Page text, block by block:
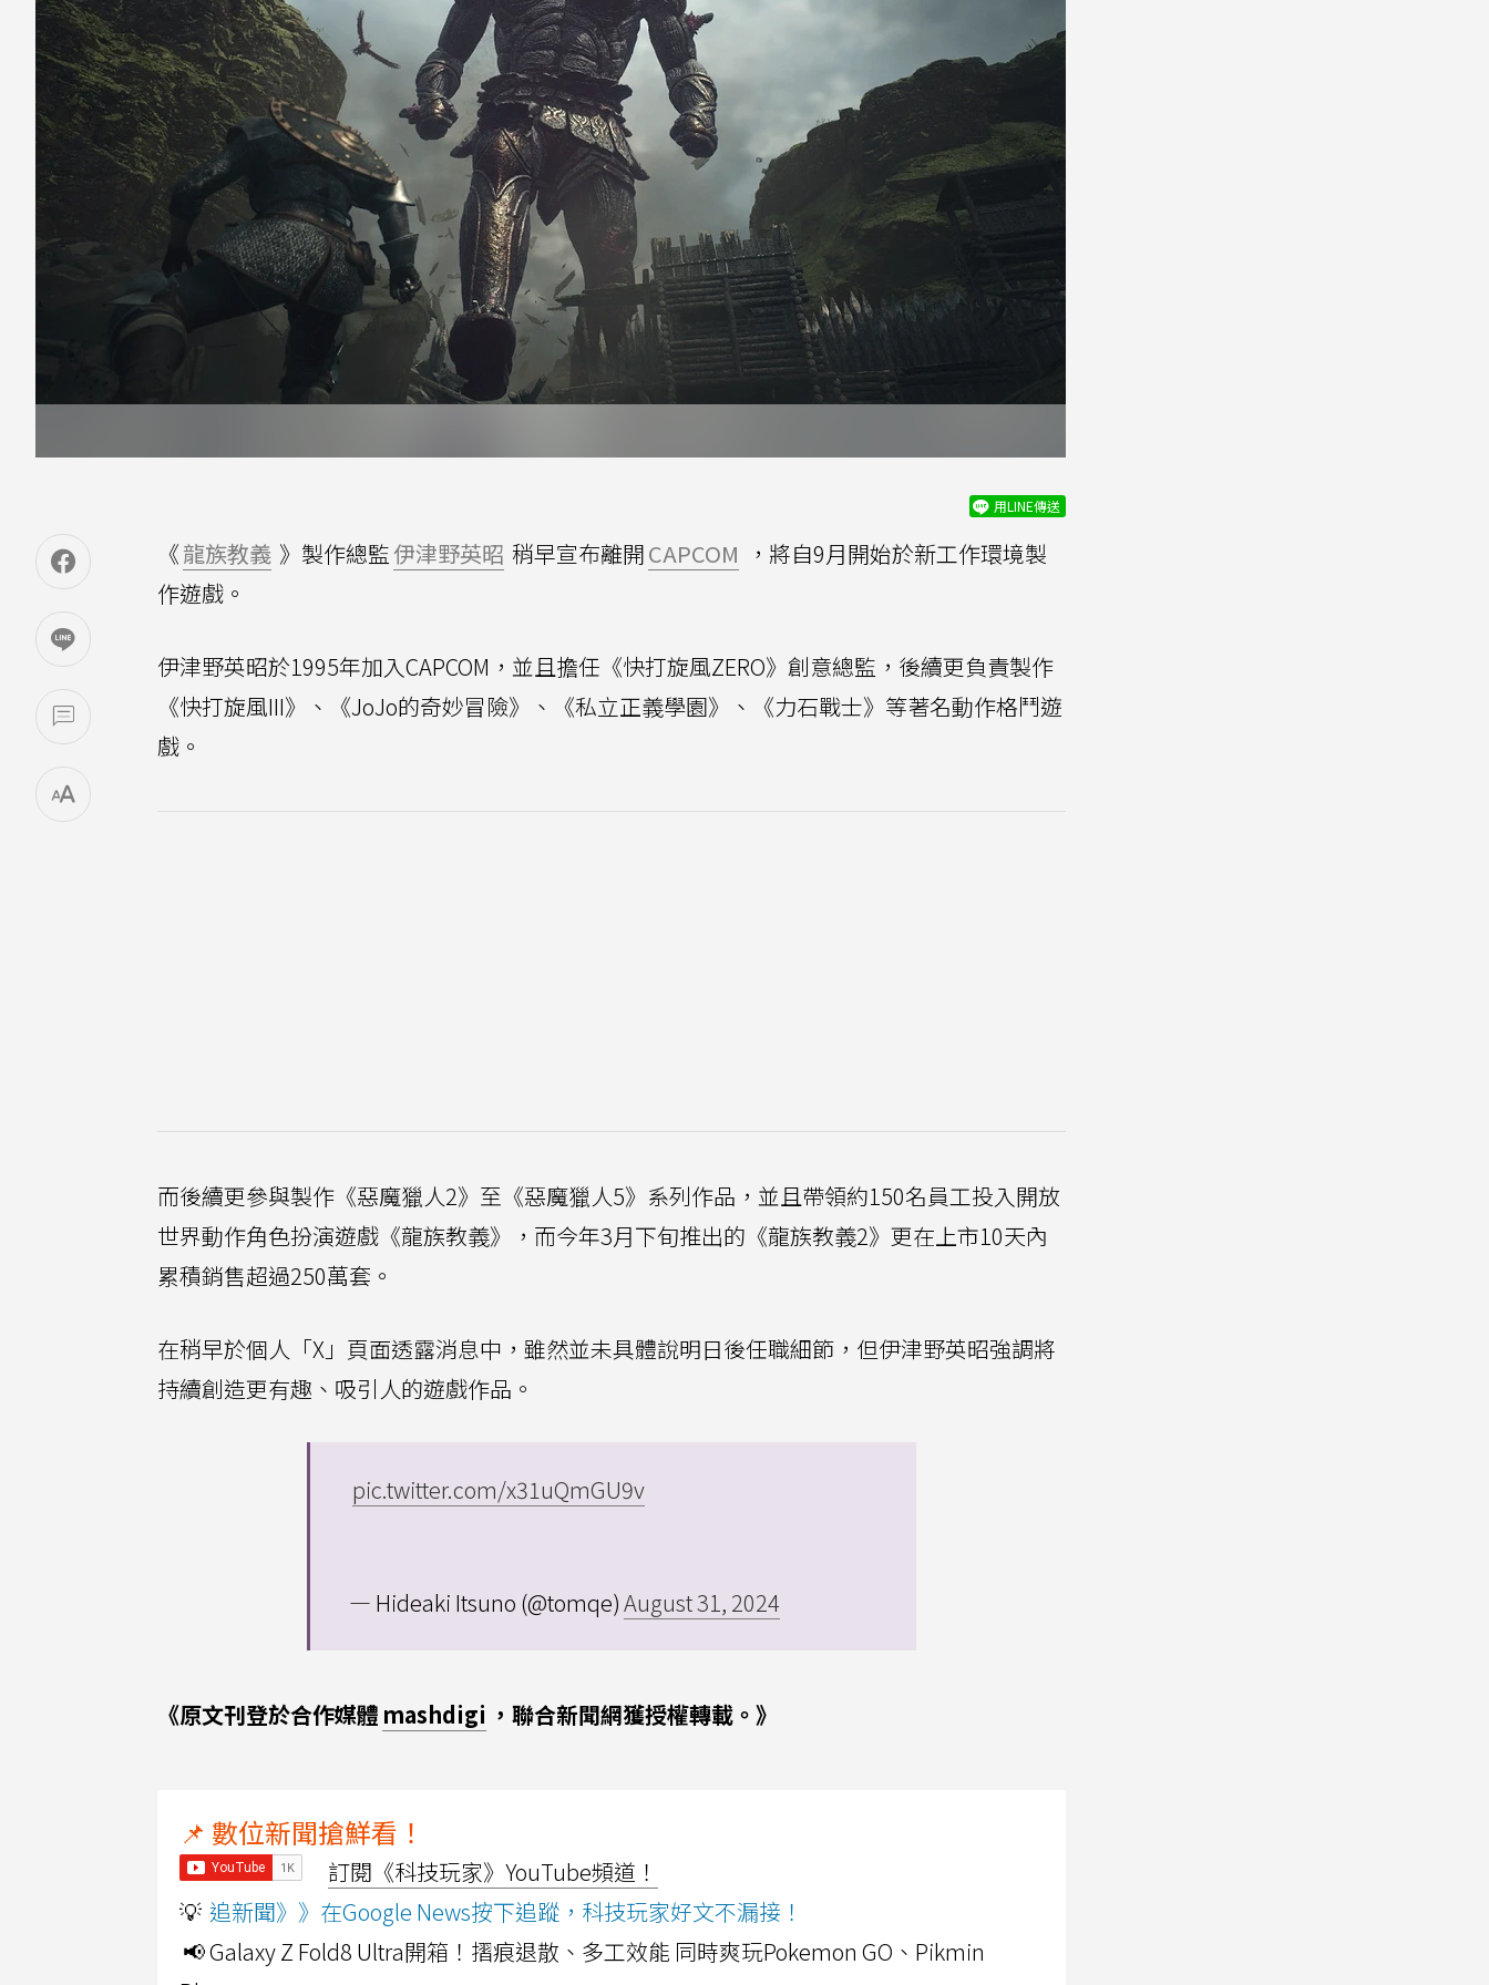
用LINE傳送
《龍族教義 》製作總監伊津野英昭 稍早宣布離開CAPCOM ，將自9月開始於新工作環境製
作遊戲。
伊津野英昭於1995年加入CAPCOM，並且擔任《快打旋風ZERO》創意總監，後續更負責製作
《快打旋風III》、《JoJo的奇妙冒險》、《私立正義學園》、《力石戰士》等著名動作格鬥遊
戲。
而後續更參與製作《惡魔獵人2》至《惡魔獵人5》系列作品，並且帶領約150名員工投入開放
世界動作角色扮演遊戲《龍族教義》，而今年3月下旬推出的《龍族教義2》更在上市10天內
累積銷售超過250萬套。
在稍早於個人「X」頁面透露消息中，雖然並未具體說明日後任職細節，但伊津野英昭強調將
持續創造更有趣、吸引人的遊戲作品。
pic.twitter.com/x31uQmGU9v
— Hideaki Itsuno (@tomqe)August 31, 2024
《原文刊登於合作媒體 mashdigi ，聯合新聞網獲授權轉載。》
📌 數位新聞搶鮮看！
訂閱《科技玩家》YouTube頻道！
💡 追新聞》》在Google News按下追蹤，科技玩家好文不漏接！
📢 Galaxy Z Fold8 Ultra開箱！摺痕退散、多工效能 同時爽玩Pokemon GO、Pikmin